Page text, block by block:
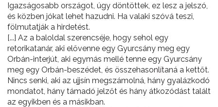
Igazságosabb országot, úgy döntöttek, ez lesz a jelszó,
és közben jókat lehet hazudni. Ha valaki szóvá teszi,
fölmutatják a hirdetést.
[...] Az a baloldal szerencséje, hogy sehol egy
retorikatanár, aki elővenne egy Gyurcsány meg egy
Orbán-interjút, aki egymás mellé tenne egy Gyurcsány
meg egy Orbán-beszédet, és összehasonlítaná a kettőt.
Nincs senki, aki az ujjsín megszámolná, hány gyalázkodó
mondatot, hány támadó jelzőt és hány átkozódást talált
az egyikben és a másikban.